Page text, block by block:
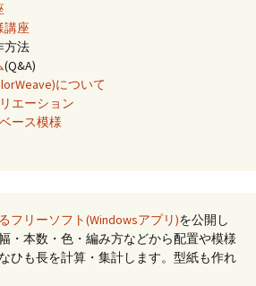
講座
方法
(Q&A)
について
エーション
ース模様
フリーソフト(Windowsアプリ)を公開し
・本数・色・編み方などから配置や模様
ひも長を計算・集計します。型紙も作れ